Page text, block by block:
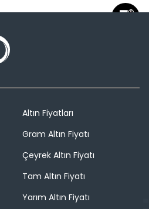
Altın Fiyatları
Gram Altın Fiyatı
Çeyrek Altın Fiyatı
Tam Altın Fiyatı
Yarım Altın Fiyatı